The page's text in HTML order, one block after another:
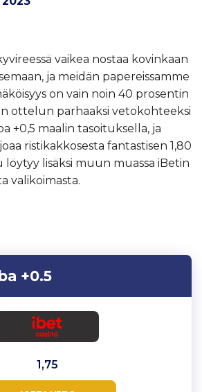
vaikea nostaa kovinkaan
ja meidän papereissamme
on vain noin 40 prosentin
ottelun parhaaksi vetokohteeksi
+0,5 maalin tasoituksella, ja
ristikakkosesta fantastisen 1,80
lisäksi muun muassa iBetin
valikoimasta.
+0.5
1,75